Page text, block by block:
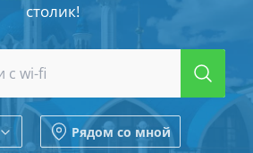
столик!
Рядом со мной